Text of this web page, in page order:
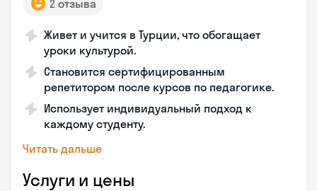
2 отзыва
Живет и учится в Турции, что обогащает
уроки культурой.
Становится сертифицированным
репетитором после курсов по педагогике.
Использует индивидуальный подход к
каждому студенту.
Читать дальше
Услуги и цены